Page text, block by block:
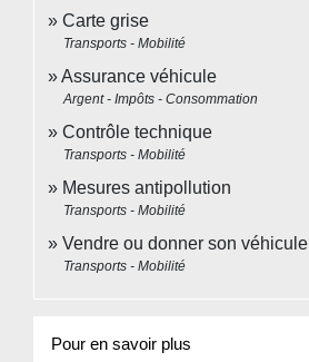
Carte grise
Transports - Mobilité
Assurance véhicule
Argent - Impôts - Consommation
Contrôle technique
Transports - Mobilité
Mesures antipollution
Transports - Mobilité
Vendre ou donner son véhicule
Transports - Mobilité
Pour en savoir plus